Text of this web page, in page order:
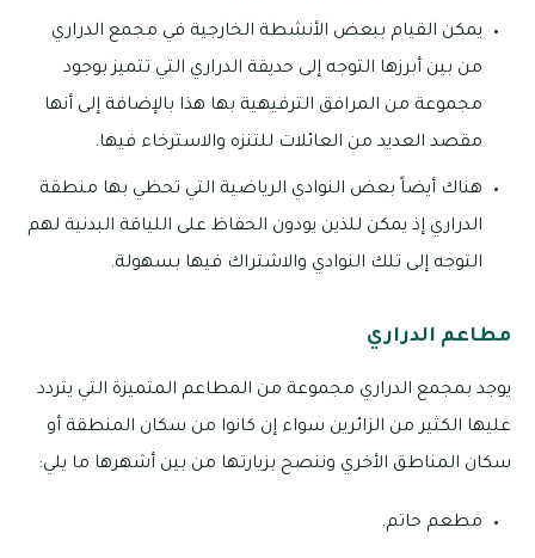
يمكن القيام ببعض الأنشطة الخارجية في مجمع الدراري
من بين أبرزها التوجه إلى حديقة الدراري التي تتميز بوجود
مجموعة من المرافق الترفيهية بها هذا بالإضافة إلى أنها
مقصد العديد من العائلات للتنزه والاسترخاء فيها.
هناك أيضاً بعض النوادي الرياضية التي تحظي بها منطقة
الدراري إذ يمكن للذين يودون الحفاظ على اللياقة البدنية لهم
التوجه إلى تلك النوادي والاشتراك فيها بسهولة.
مطاعم الدراري
يوجد بمجمع الدراري مجموعة من المطاعم المتميزة التي يتردد
عليها الكثير من الزائرين سواء إن كانوا من سكان المنطقة أو
سكان المناطق الأخري وننصح بزيارتها من بين أشهرها ما يلي:
مطعم حاتم.